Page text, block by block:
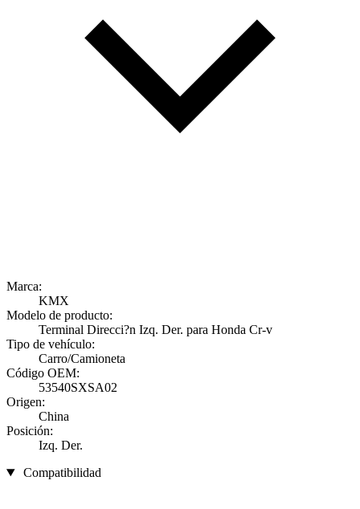
Marca:
KMX
Modelo de producto:
Terminal Direcci?n Izq. Der. para Honda Cr-v
Tipo de vehículo:
Carro/Camioneta
Código OEM:
53540SXSA02
Origen:
China
Posición:
Izq. Der.
Compatibilidad